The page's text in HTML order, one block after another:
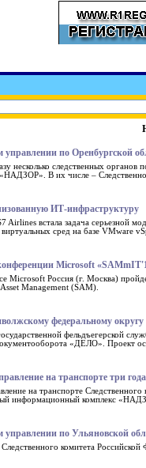
по Оренбургской
несколько следственных
В их числе –
ИТ-инфраструктуру
встала задача серьезной
сред на базе VMware
Microsoft
Microsoft Россия (г. Москва)
Management (SAM).
федеральному
фельдъегерской
«ДЕЛО». Проект
на транспорте три
на транспорте
информационный комплекс
по Ульяновской
комитета